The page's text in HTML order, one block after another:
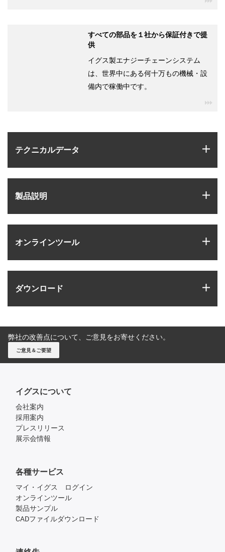
テクニカルデータ
製品説明
オンラインツール
ダウンロード
すべての部品を１社から保証付きで提
供
イグス製エナジーチェーンシステム
は、世界中にある何十万もの機械・設
備内で稼働中です。
弊社の改善点について、ご意見をお寄せください。
ご意見＆ご要望
イグスについて
会社案内
採用案内
プレスリリース
展示会情報
各種サービス
マイ・イグス ログイン
オンラインツール
製品サンプル
CADファイルダウンロード